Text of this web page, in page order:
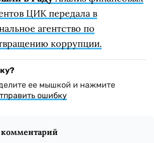
Правоохранители
что члены участковой
выдавали бюллетени лицам,
не должны были их получить.
ОИК пересчитать голоса в
где проиграл кандидат от
в 640 голосов выиграл